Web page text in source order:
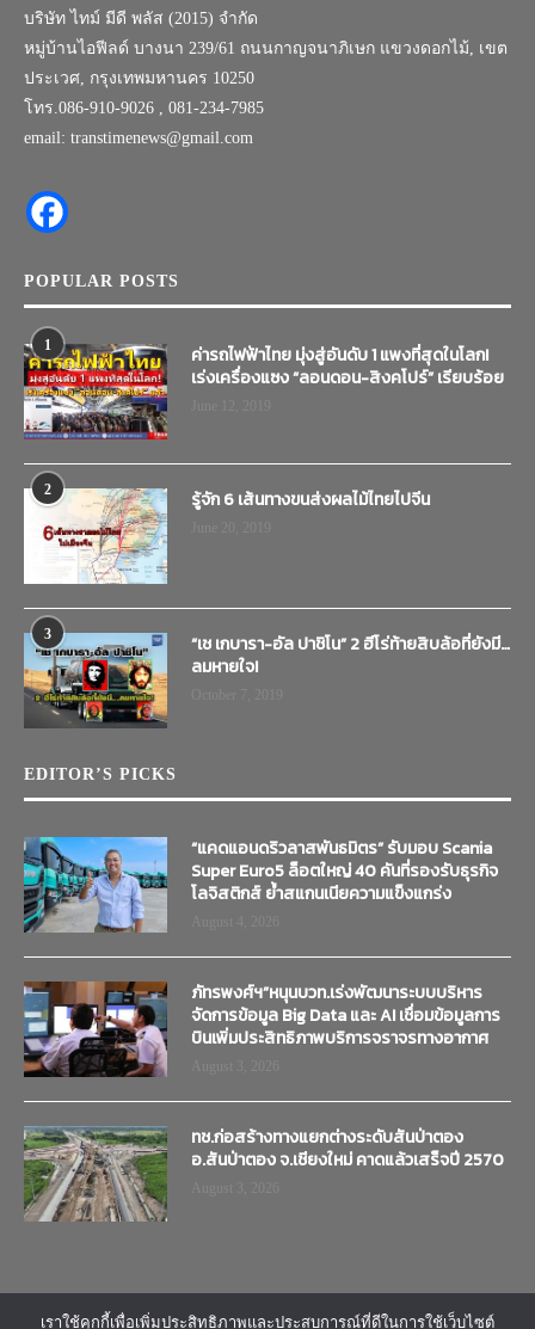
บริษัท ไทม์ มีดี พลัส (2015) จำกัด
หมู่บ้านไอฟีลด์ บางนา 239/61 ถนนกาญจนาภิเษก แขวงดอกไม้, เขต
ประเวศ, กรุงเทพมหานคร 10250
โทร.086-910-9026 , 081-234-7985
email: transtimenews@gmail.com
POPULAR POSTS
1
ค่ารถไฟฟ้าไทย มุ่งสู่อันดับ 1 แพงที่สุดในโลก!
เร่งเครื่องแซง “ลอนดอน-สิงคโปร์” เรียบร้อย
2 รู้จัก 6 เส้นทางขนส่งผลไม้ไทยไปจีน
3
“เช เกบารา-อัล ปาชิโน” 2 ฮีโร่ท้ายสิบล้อที่ยังมี…
ลมหายใจ!
EDITOR’S PICKS
“แคดแอนดริวลาสพันธมิตร” รับมอบ Scania
Super Euro5 ล็อตใหญ่ 40 คันที่รองรับธุรกิจ
โลจิสติกส์ ย้ำสแกนเนียความแข็งแกร่ง
ภัทรพงศ์ฯ”หนุนบวท.เร่งพัฒนาระบบบริหาร
จัดการข้อมูล Big Data และ AI เชื่อมข้อมูลการ
บินเพิ่มประสิทธิภาพบริการจราจรทางอากาศ
ทช.ก่อสร้างทางแยกต่างระดับสันป่าตอง
อ.สันป่าตอง จ.เชียงใหม่ คาดแล้วเสร็จปี 2570
เราใช้คุกกี้เพื่อเพิ่มประสิทธิภาพและประสบการณ์ที่ดีในการใช้เว็บไซต์